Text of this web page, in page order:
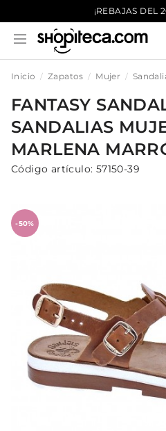
¡REBAJAS DEL
Inicio Zapatos Mujer
FANTASY
SANDALIAS
MARLENA
Código artículo: 57150-39
-50%